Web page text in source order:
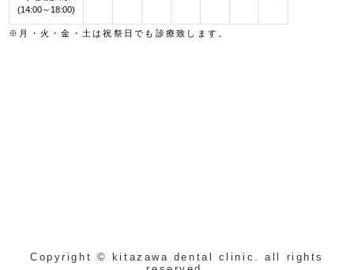
(14:00～18:00)
※月・火・金・土は祝祭日でも診療致します。
Copyright © kitazawa dental clinic. all rights